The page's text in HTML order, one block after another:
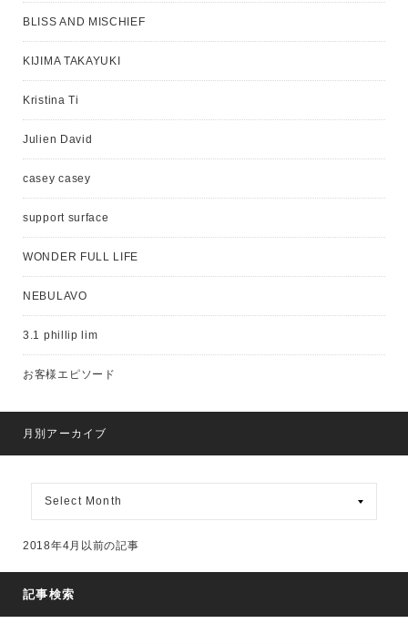
BLISS AND MISCHIEF
KIJIMA TAKAYUKI
Kristina Ti
Julien David
casey casey
support surface
WONDER FULL LIFE
NEBULAVO
3.1 phillip lim
お客様エピソード
月別アーカイブ
ア
カ
2018年4月以前の記事
記事検索